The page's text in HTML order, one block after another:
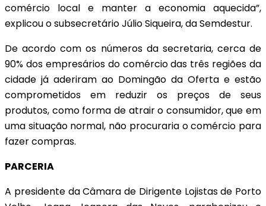
comércio local e manter a economia aquecida”,
explicou o subsecretário Júlio Siqueira, da Semdestur.
De acordo com os números da secretaria, cerca de
90% dos empresários do comércio das três regiões da
cidade já aderiram ao Domingão da Oferta e estão
comprometidos em reduzir os preços de seus
produtos, como forma de atrair o consumidor, que em
uma situação normal, não procuraria o comércio para
fazer compras.
PARCERIA
A presidente da Câmara de Dirigente Lojistas de Porto